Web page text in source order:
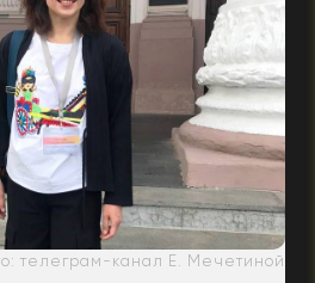
телеграм-канал Е. Мечетиной